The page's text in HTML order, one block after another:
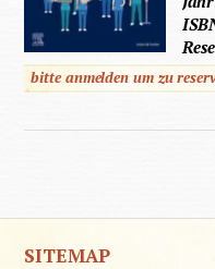
bitte anmelden um zu
SITEMAP